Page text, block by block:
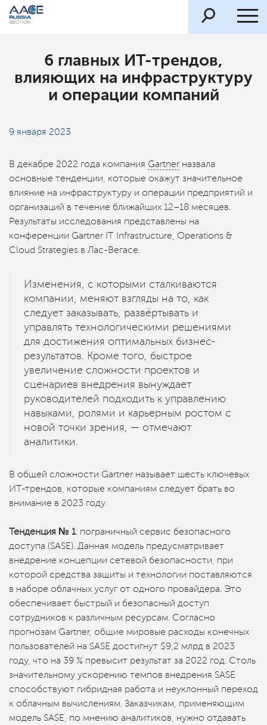
6 главных ИТ-трендов,
влияющих на инфраструктуру
и операции компаний
9 января 2023
В декабре 2022 года компания Gartner назвала
основные тенденции, которые окажут значительное
влияние на инфраструктуру и операции предприятий и
организаций в течение ближайших 12–18 месяцев.
Результаты исследования представлены на
конференции Gartner IT Infrastructure, Operations &
Cloud Strategies в Лас-Вегасе.
Изменения, с которыми сталкиваются
компании, меняют взгляды на то, как
следует заказывать, развёртывать и
управлять технологическими решениями
для достижения оптимальных бизнес-
результатов. Кроме того, быстрое
увеличение сложности проектов и
сценариев внедрения вынуждает
руководителей подходить к управлению
навыками, ролями и карьерным ростом с
новой точки зрения, — отмечают
аналитики.
В общей сложности Gartner называет шесть ключевых
ИТ-трендов, которые компаниям следует брать во
внимание в 2023 году.
Тенденция № 1: пограничный сервис безопасного
доступа (SASE). Данная модель предусматривает
внедрение концепции сетевой безопасности, при
которой средства защиты и технологии поставляются
в наборе облачных услуг от одного провайдера. Это
обеспечивает быстрый и безопасный доступ
сотрудников к различным ресурсам. Согласно
прогнозам Gartner, общие мировые расходы конечных
пользователей на SASE достигнут $9,2 млрд в 2023
году, что на 39 % превысит результат за 2022 год. Столь
значительному ускорению темпов внедрения SASE
способствуют гибридная работа и неуклонный переход
к облачным вычислениям. Заказчикам, применяющим
модель SASE, по мнению аналитиков, нужно отдавать